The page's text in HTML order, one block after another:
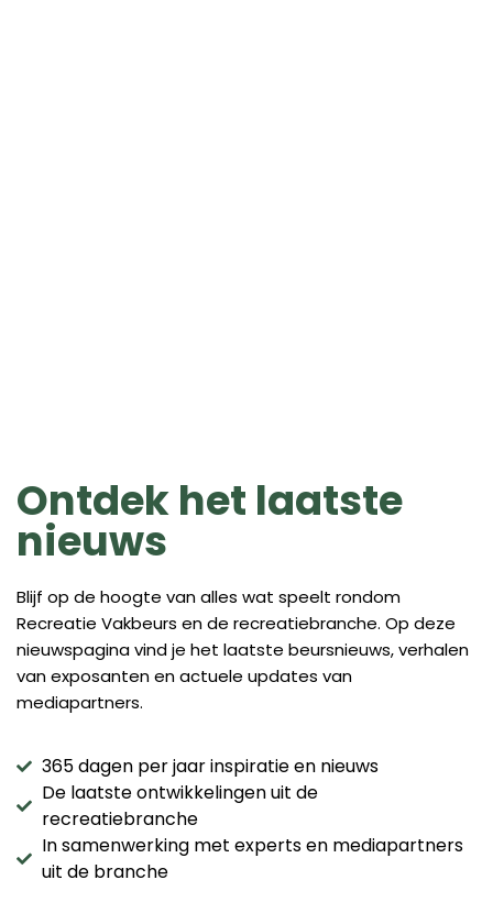
Ontdek het laatste
nieuws
Blijf op de hoogte van alles wat speelt rondom
Recreatie Vakbeurs en de recreatiebranche. Op deze
nieuwspagina vind je het laatste beursnieuws, verhalen
van exposanten en actuele updates van
mediapartners.
365 dagen per jaar inspiratie en nieuws
De laatste ontwikkelingen uit de
recreatiebranche
In samenwerking met experts en mediapartners
uit de branche